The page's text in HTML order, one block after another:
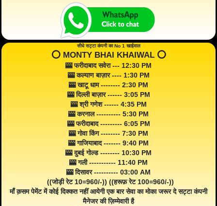
सीधे सट्टा कंपनी का No 1 खाईवाल
⭕️ MONTY BHAI KHAIWAL ⭕️
🎰 फरीदाबाद सवेरा --- 12:30 PM
🎰 कल्याण बाज़ार ---- 1:30 PM
🎰 खाटू धाम -------- 2:30 PM
🎰 दिल्ली बाज़ार ------ 3:05 PM
🎰 श्री गणेश ------ 4:35 PM
🎰 करनाल ---------- 5:30 PM
🎰 फरीदाबाद --------- 6:05 PM
🎰 गोवा किंग -------- 7:30 PM
🎰 गाजियाबाद ------- 9:40 PM
🎰 दुबई गोल्ड -------- 10:30 PM
🎰 गली ----------- 11:40 PM
🎰 दिसावर ---------- 03:00 AM
((जोड़ी रेट 10=960/-)) ((हरूफ़ रेट 100=960/-))
माँ क़सम पेमेंट में कोई दिक्कत नहीं आयेगी एक बार सेवा का मोका जरूर दे सट्टा कंपनी
मैनेजर की ज़िम्मेवारी है